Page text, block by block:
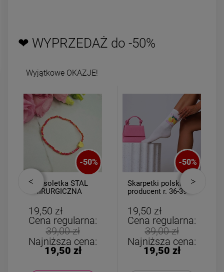
Kolczyki STAL
CHIRURGICZNA motylek
czarny
39,00 zł
Kolczyki STAL
CHIRURGICZNA
niebieski
❤ WYPRZEDAŻ do -50%
Wyjątkowe OKAZJE!
-50%
Bransoletka STAL
CHIRURGICZNA
czerwone kryształki
złote serce
19,50 zł
Cena regularna:
39,00 zł
Najniższa cena:
19,50 zł
-50%
Skarpetki polski
producent r. 36-39
19,50 zł
Cena regularna:
39,00 zł
Najniższa cena:
19,50 zł